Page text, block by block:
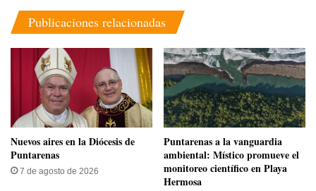
Publicaciones relacionadas
​Nuevos aires en la Diócesis de
Puntarenas
7 de agosto de 2026
​Puntarenas a la vanguardia
ambiental: Místico promueve el
monitoreo científico en Playa
Hermosa